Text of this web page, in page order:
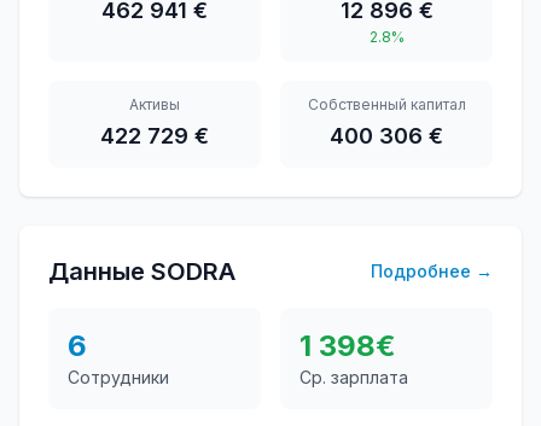
462 941 € 12 896 €
2.8%
Активы
422 729 €
Собственный капитал
400 306 €
Данные SODRA Подробнее →
6
Сотрудники
1 398€
Ср. зарплата